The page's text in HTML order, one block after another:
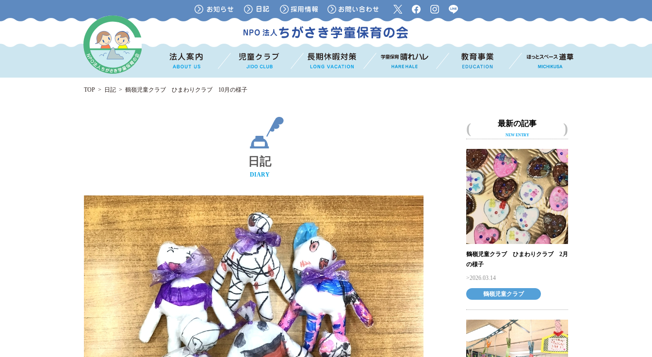
TOP > 日記 > 鶴嶺児童クラブ ひまわりクラブ 10月の様子
日記
DIARY
最新の記事
NEW ENTRY
鶴嶺児童クラブ ひまわりクラブ 2月
の様子
2026.03.14
鶴嶺児童クラブ